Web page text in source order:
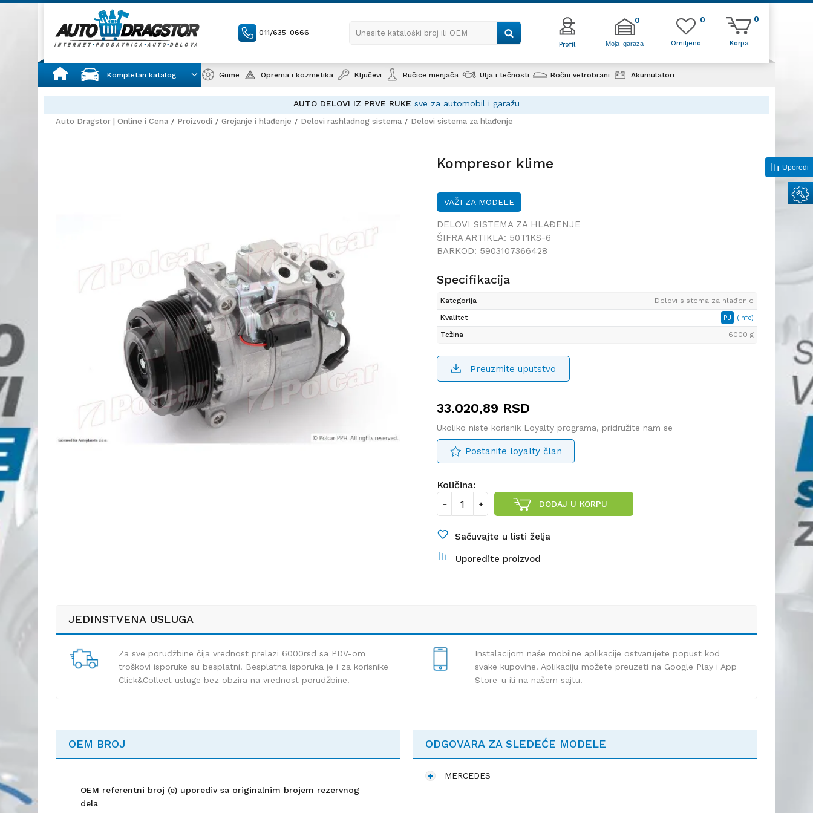
011/635-0666 Unesite kataloški broj ili OEM
Profil Moja garaza
0
Korpa
0
Omiljeno
0
Kompletan katalog Gume Oprema i kozmetika Ključevi Ručice menjača Ulja i tečnosti Bočni vetrobrani Akumulatori
AUTO DELOVI IZ PRVE RUKE sve za automobil i garažu
Auto Dragstor | Online i Cena Proizvodi Grejanje i hlađenje Delovi rashladnog sistema Delovi sistema za hlađenje
Kompresor klime
VAŽI ZA MODELE
DELOVI SISTEMA ZA HLAĐENJE
ŠIFRA ARTIKLA: 50T1KS-6
BARKOD: 5903107366428
Specifikacija
Kategorija
Delovi sistema za hlađenje
Kvalitet
PJ (Info)
Težina 6000 g
Preuzmite uputstvo
33.020,89 RSD
Ukoliko niste korisnik Loyalty programa, pridružite nam se
Postanite loyalty član
Količina:
DODAJ U KORPU
Sačuvajte u listi želja
Uporedite proizvod
JEDINSTVENA USLUGA
Za sve poruđžbine čija vrednost prelazi 6000rsd sa PDV-om
troškovi isporuke su besplatni. Besplatna isporuka je i za korisnike
Click&Collect usluge bez obzira na vrednost porudžbine.
Instalacijom naše mobilne aplikacije ostvarujete popust kod
svake kupovine. Aplikaciju možete preuzeti na Google Play i App
Store-u ili na našem sajtu.
OEM BROJ
OEM referentni broj (e) uporediv sa originalnim brojem rezervnog
dela
ODGOVARA ZA SLEDEĆE MODELE
MERCEDES
Uporedi